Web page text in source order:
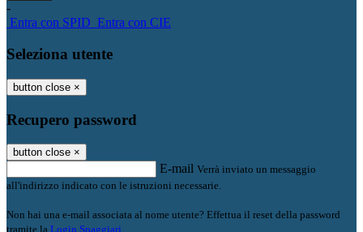
-
Entra con SPID Entra con CIE
Seleziona utente
button close ×
Recupero password
button close ×
E-mail Verrà inviato un messaggio
all'indirizzo indicato con le istruzioni necessarie.
Non hai una e-mail associata al nome utente? Effettua il reset della password
tramite la Login Spaggiari